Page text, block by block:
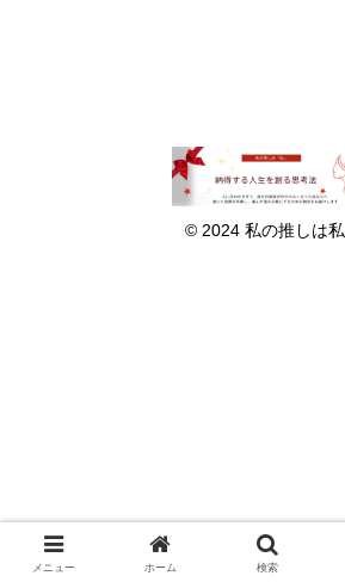
© 2024 私の推しは私.
メニュー ホーム 検索